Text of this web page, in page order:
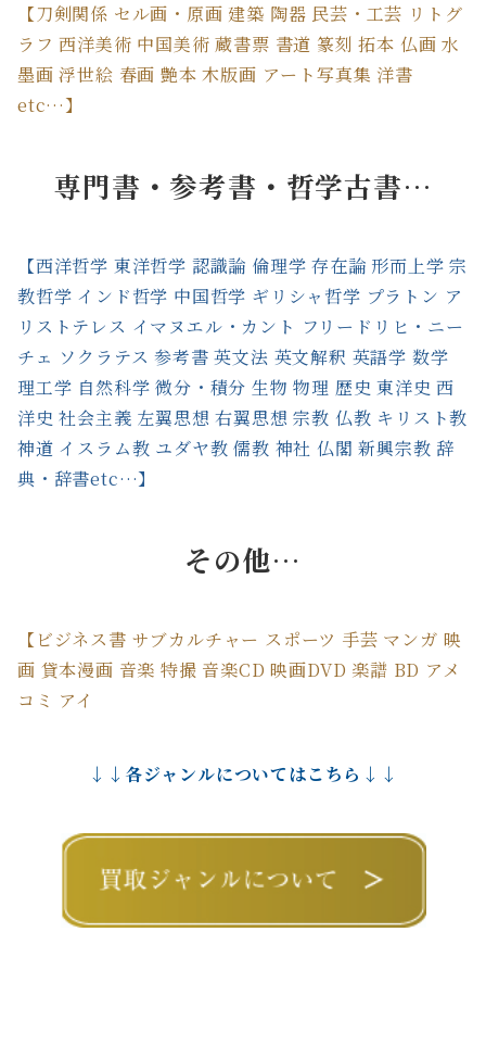
【刀剣関係 セル画・原画 建築 陶器 民芸・工芸 リトグ
ラフ 西洋美術 中国美術 蔵書票 書道 篆刻 拓本 仏画 水
墨画 浮世絵 春画 艶本 木版画 アート写真集 洋書
etc…】
専門書・参考書・哲学古書…
【西洋哲学 東洋哲学 認識論 倫理学 存在論 形而上学 宗
教哲学 インド哲学 中国哲学 ギリシャ哲学 プラトン ア
リストテレス イマヌエル・カント フリードリヒ・ニー
チェ ソクラテス 参考書 英文法 英文解釈 英語学 数学
理工学 自然科学 微分・積分 生物 物理 歴史 東洋史 西
洋史 社会主義 左翼思想 右翼思想 宗教 仏教 キリスト教
神道 イスラム教 ユダヤ教 儒教 神社 仏閣 新興宗教 辞
典・辞書etc…】
その他…
【ビジネス書 サブカルチャー スポーツ 手芸 マンガ 映
画 貸本漫画 音楽 特撮 音楽CD 映画DVD 楽譜 BD アメ
コミ アイ
↓↓各ジャンルについてはこちら↓↓